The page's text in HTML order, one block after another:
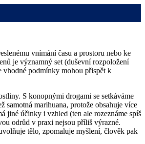
vnímání času a prostoru nebo ke
je významný set (duševní rozpoložení
vhodné podmínky mohou přispět k
S konopnými drogami se setkáváme
samotná marihuana, protože obsahuje více
jiné účinky i vzhled (ten ale rozeznáme spíš
odrůd v praxi nejsou příliš výrazné.
tělo, zpomaluje myšlení, člověk pak